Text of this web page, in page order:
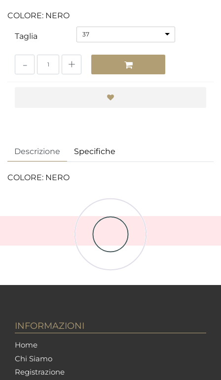
COLORE: NERO
Taglia 37
Descrizione Specifiche
COLORE: NERO
INFORMAZIONI
Home
Chi Siamo
Registrazione